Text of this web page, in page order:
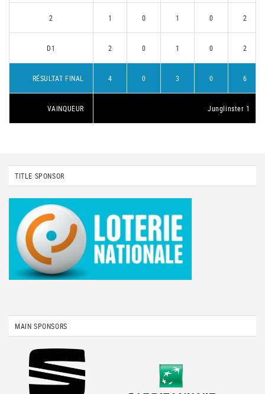
2 1 0 1 0 2
D1 2 0 1 0 2
RÉSULTAT FINAL 4 0 3 0 6
VAINQUEUR Junglinster 1
TITLE SPONSOR
MAIN SPONSORS